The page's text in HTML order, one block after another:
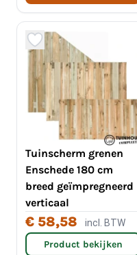
Tuinscherm grenen
Enschede 180 cm
breed geïmpregneerd
verticaal
€ 58,58 incl. BTW
Product bekijken